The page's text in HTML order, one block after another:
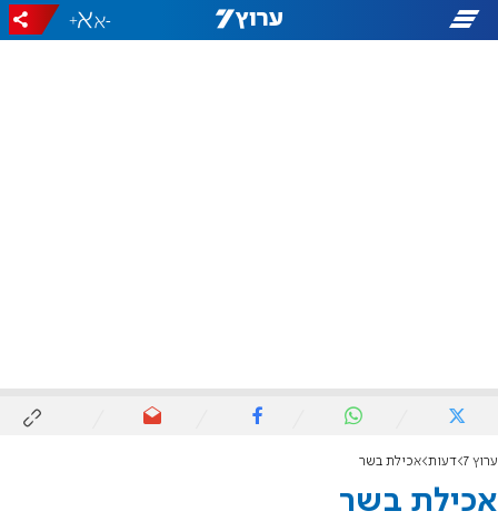
-
+
ערוץ 7 דעות אכילת בשר
אכילת בשר